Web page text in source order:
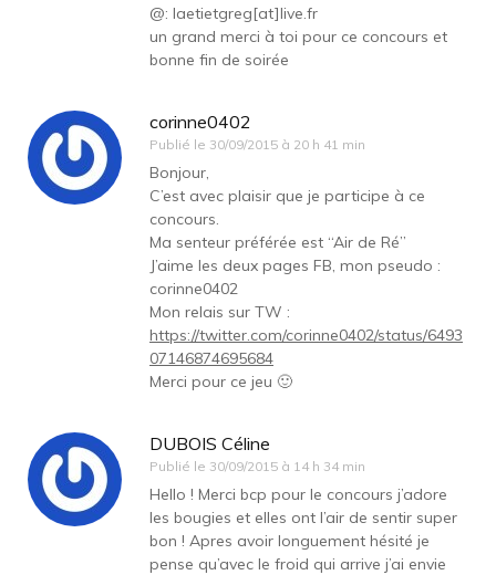
@: laetietgreg[at]live.fr
un grand merci à toi pour ce concours et
bonne fin de soirée
corinne0402
Publié le 30/09/2015 à 20 h 41 min
Bonjour,
C’est avec plaisir que je participe à ce
concours.
Ma senteur préférée est “Air de Ré”
J’aime les deux pages FB, mon pseudo :
corinne0402
Mon relais sur TW :
https://twitter.com/corinne0402/status/6493
07146874695684
Merci pour ce jeu 🙂
DUBOIS Céline
Publié le 30/09/2015 à 14 h 34 min
Hello ! Merci bcp pour le concours j’adore
les bougies et elles ont l’air de sentir super
bon ! Apres avoir longuement hésité je
pense qu’avec le froid qui arrive j’ai envie